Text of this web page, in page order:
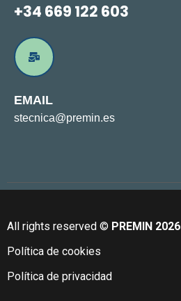
+34 669 122 603
EMAIL
stecnica@premin.es
All rights reserved © PREMIN 2026
Política de cookies
Política de privacidad